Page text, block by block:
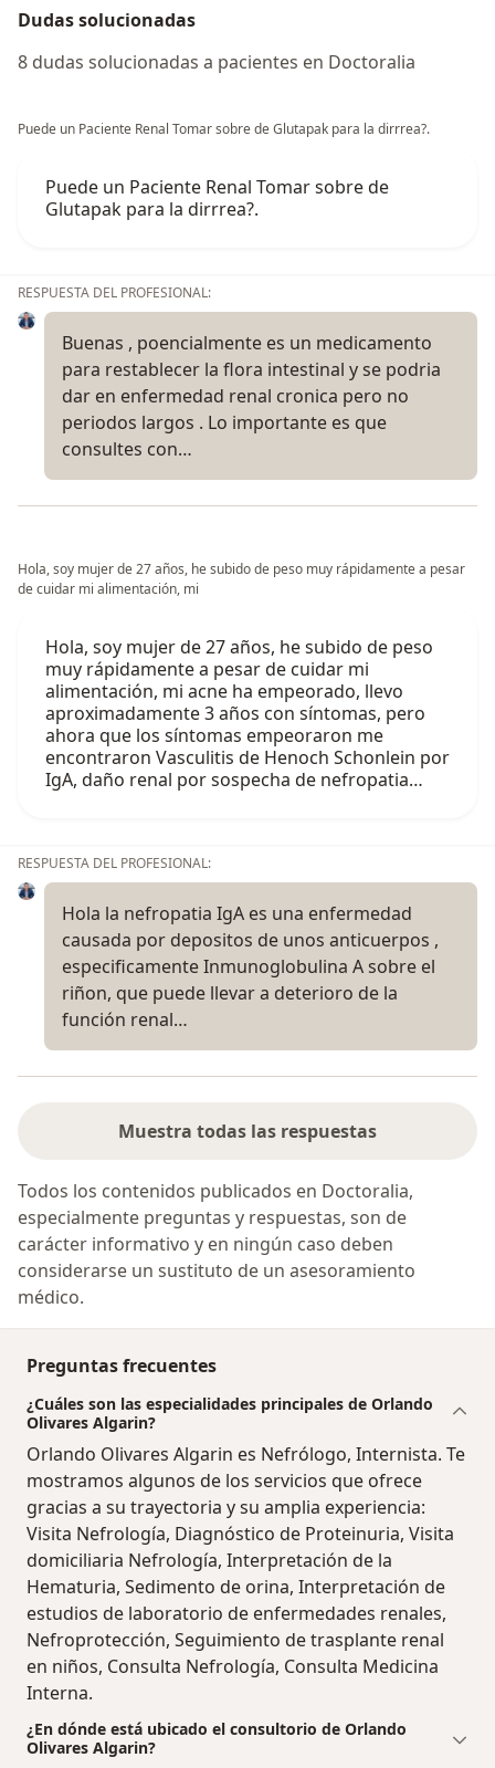
Dudas solucionadas
8 dudas solucionadas a pacientes en Doctoralia
Puede un Paciente Renal Tomar sobre de Glutapak para la dirrrea?.
Puede un Paciente Renal Tomar sobre de
Glutapak para la dirrrea?.
RESPUESTA DEL PROFESIONAL:
Buenas , poencialmente es un medicamento
para restablecer la flora intestinal y se podria
dar en enfermedad renal cronica pero no
periodos largos . Lo importante es que
consultes con…
Hola, soy mujer de 27 años, he subido de peso muy rápidamente a pesar
de cuidar mi alimentación, mi
Hola, soy mujer de 27 años, he subido de peso
muy rápidamente a pesar de cuidar mi
alimentación, mi acne ha empeorado, llevo
aproximadamente 3 años con síntomas, pero
ahora que los síntomas empeoraron me
encontraron Vasculitis de Henoch Schonlein por
IgA, daño renal por sospecha de nefropatia…
RESPUESTA DEL PROFESIONAL:
Hola la nefropatia IgA es una enfermedad
causada por depositos de unos anticuerpos ,
especificamente Inmunoglobulina A sobre el
riñon, que puede llevar a deterioro de la
función renal…
Muestra todas las respuestas
Todos los contenidos publicados en Doctoralia,
especialmente preguntas y respuestas, son de
carácter informativo y en ningún caso deben
considerarse un sustituto de un asesoramiento
médico.
Preguntas frecuentes
¿Cuáles son las especialidades principales de Orlando
Olivares Algarin?
Orlando Olivares Algarin es Nefrólogo, Internista. Te
mostramos algunos de los servicios que ofrece
gracias a su trayectoria y su amplia experiencia:
Visita Nefrología, Diagnóstico de Proteinuria, Visita
domiciliaria Nefrología, Interpretación de la
Hematuria, Sedimento de orina, Interpretación de
estudios de laboratorio de enfermedades renales,
Nefroprotección, Seguimiento de trasplante renal
en niños, Consulta Nefrología, Consulta Medicina
Interna.
¿En dónde está ubicado el consultorio de Orlando
Olivares Algarin?